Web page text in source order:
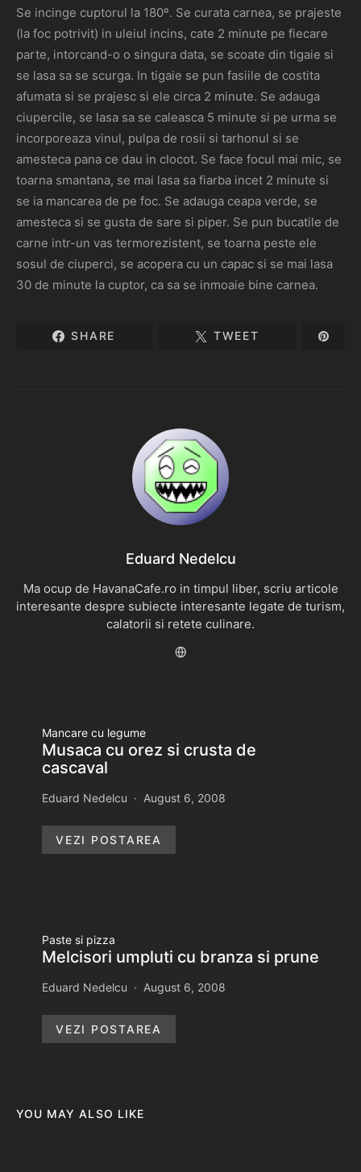
Se incinge cuptorul la 180º. Se curata carnea, se prajeste
(la foc potrivit) in uleiul incins, cate 2 minute pe fiecare
parte, intorcand-o o singura data, se scoate din tigaie si
se lasa sa se scurga. In tigaie se pun fasiile de costita
afumata si se prajesc si ele circa 2 minute. Se adauga
ciupercile, se lasa sa se caleasca 5 minute si pe urma se
incorporeaza vinul, pulpa de rosii si tarhonul si se
amesteca pana ce dau in clocot. Se face focul mai mic, se
toarna smantana, se mai lasa sa fiarba incet 2 minute si
se ia mancarea de pe foc. Se adauga ceapa verde, se
amesteca si se gusta de sare si piper. Se pun bucatile de
carne intr-un vas termorezistent, se toarna peste ele
sosul de ciuperci, se acopera cu un capac si se mai lasa
30 de minute la cuptor, ca sa se inmoaie bine carnea.
SHARE TWEET
Eduard Nedelcu
Ma ocup de HavanaCafe.ro in timpul liber, scriu articole
interesante despre subiecte interesante legate de turism,
calatorii si retete culinare.
Mancare cu legume
Musaca cu orez si crusta de
cascaval
Eduard Nedelcu August 6, 2008
VEZI POSTAREA
Paste si pizza
Melcisori umpluti cu branza si prune
Eduard Nedelcu August 6, 2008
VEZI POSTAREA
YOU MAY ALSO LIKE